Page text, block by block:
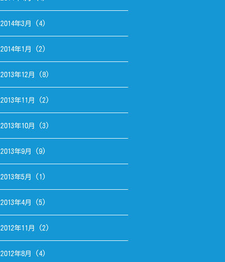
2014年3月 (4)
2014年1月 (2)
2013年12月 (8)
2013年11月 (2)
2013年10月 (3)
2013年9月 (9)
2013年5月 (1)
2013年4月 (5)
2012年11月 (2)
2012年8月 (4)